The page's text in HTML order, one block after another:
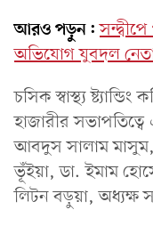
আরও পড়ুন:
অভিযোগ যুবদল
চসিক স্বাস্থ্য
হাজারীর
আবদুস সালাম মাসুম,
ভূঁইয়া, ডা. ইমাম
লিটন বড়ুয়া, অধ্যক্ষ